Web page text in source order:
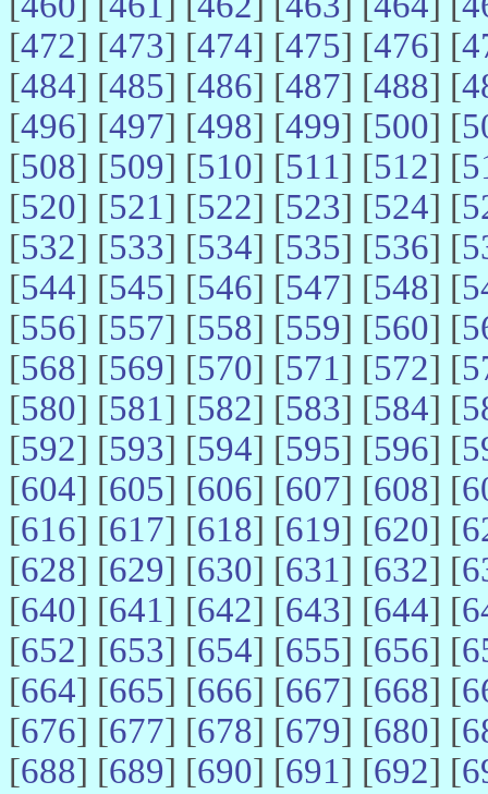
[472] [473] [474] [475] [476] [
[484] [485] [486] [487] [488] [
[496] [497] [498] [499] [500] [
[508] [509] [510] [511] [512] [
[520] [521] [522] [523] [524] [
[532] [533] [534] [535] [536] [
[544] [545] [546] [547] [548] [
[556] [557] [558] [559] [560] [
[568] [569] [570] [571] [572] [
[580] [581] [582] [583] [584] [
[592] [593] [594] [595] [596] [
[604] [605] [606] [607] [608] [
[616] [617] [618] [619] [620] [
[628] [629] [630] [631] [632] [
[640] [641] [642] [643] [644] [
[652] [653] [654] [655] [656] [
[664] [665] [666] [667] [668] [
[676] [677] [678] [679] [680] [
[688] [689] [690] [691] [692] [